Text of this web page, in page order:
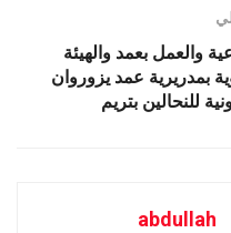
والعمل بعمد والهيئة
بمدريرية عمد يزوروان
للنحالين بتريم
abdullah